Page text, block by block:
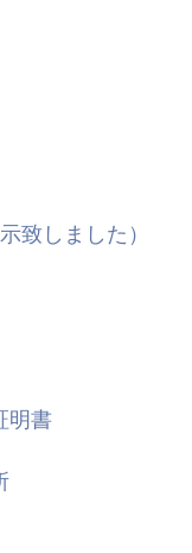
致しました）
明書